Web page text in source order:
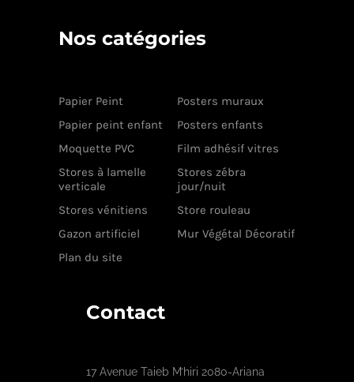
Nos catégories
Papier Peint
Posters muraux
Papier peint enfant
Posters enfants
Moquette PVC
Film adhésif vitres
Stores à lamelle
verticale
Stores zébra
jour/nuit
Stores vénitiens
Store rouleau
Gazon artificiel
Mur Végétal Décoratif
Plan du site
Contact
17 Avenue Taieb M’hiri 2080-Ariana